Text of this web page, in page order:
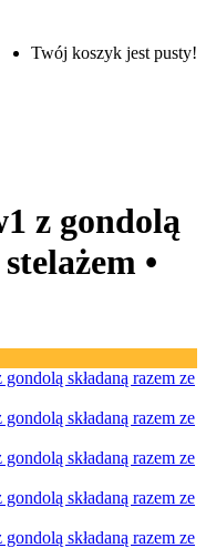
Twój koszyk jest pusty!
z gondolą
•